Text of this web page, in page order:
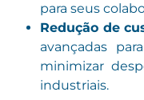
para seus
Redução de
avançadas
minimizar
industriais.